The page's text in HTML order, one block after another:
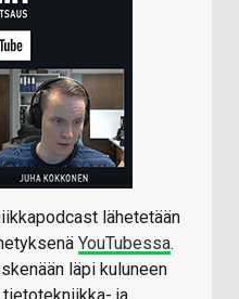
lähetetään
YouTubessa.
läpi kuluneen